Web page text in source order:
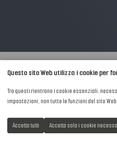
Privacy Policy
Cookies
Questo sito Web utilizza i cookie per
Tra questi rientrano i cookie essenziali,
impostazioni, non tutte le funzioni del sito
Accetta tutti Accetta solo i cookie